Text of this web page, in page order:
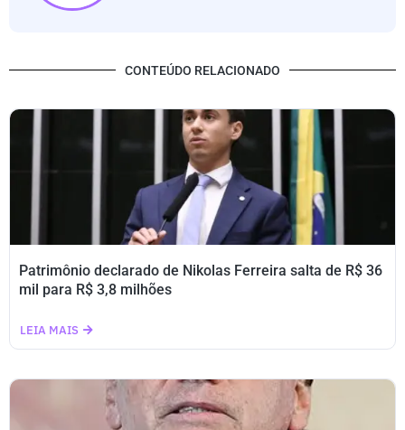
CONTEÚDO RELACIONADO
Patrimônio declarado de Nikolas Ferreira salta de R$ 36
mil para R$ 3,8 milhões
LEIA MAIS